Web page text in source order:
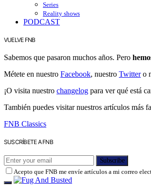
Series
Reality shows
PODCAST
VUELVE FNB
Sabemos que pasaron muchos años. Pero
Métete en nuestro Facebook, nuestro Twittero
¡O visita nuestro changelog para ver qué está
También puedes visitar nuestros artículos más
FNB Classics
SUSCRÍBETE A FNB
Subscribe
Acepto que FNB me envíe artículos a mi correo